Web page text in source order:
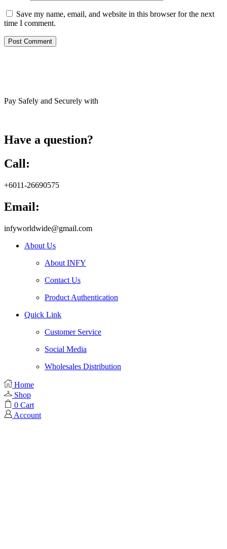
Save my name, email, and website in this browser for the next
time I comment.
Pay Safely and Securely with
Have a question?
Call:
+6011-26690575
Email:
infyworldwide@gmail.com
About Us
About INFY
Contact Us
Product Authentication
Quick Link
Customer Service
Social Media
Wholesales Distribution
Home
Shop
0 Cart
Account